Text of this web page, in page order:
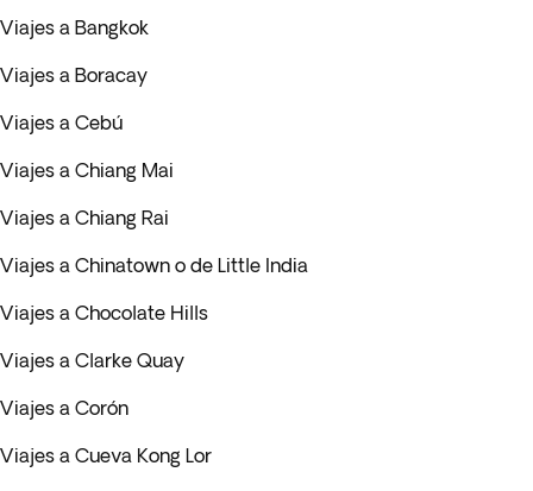
Viajes a Bangkok
Viajes a Boracay
Viajes a Cebú
Viajes a Chiang Mai
Viajes a Chiang Rai
Viajes a Chinatown o de Little India
Viajes a Chocolate Hills
Viajes a Clarke Quay
Viajes a Corón
Viajes a Cueva Kong Lor